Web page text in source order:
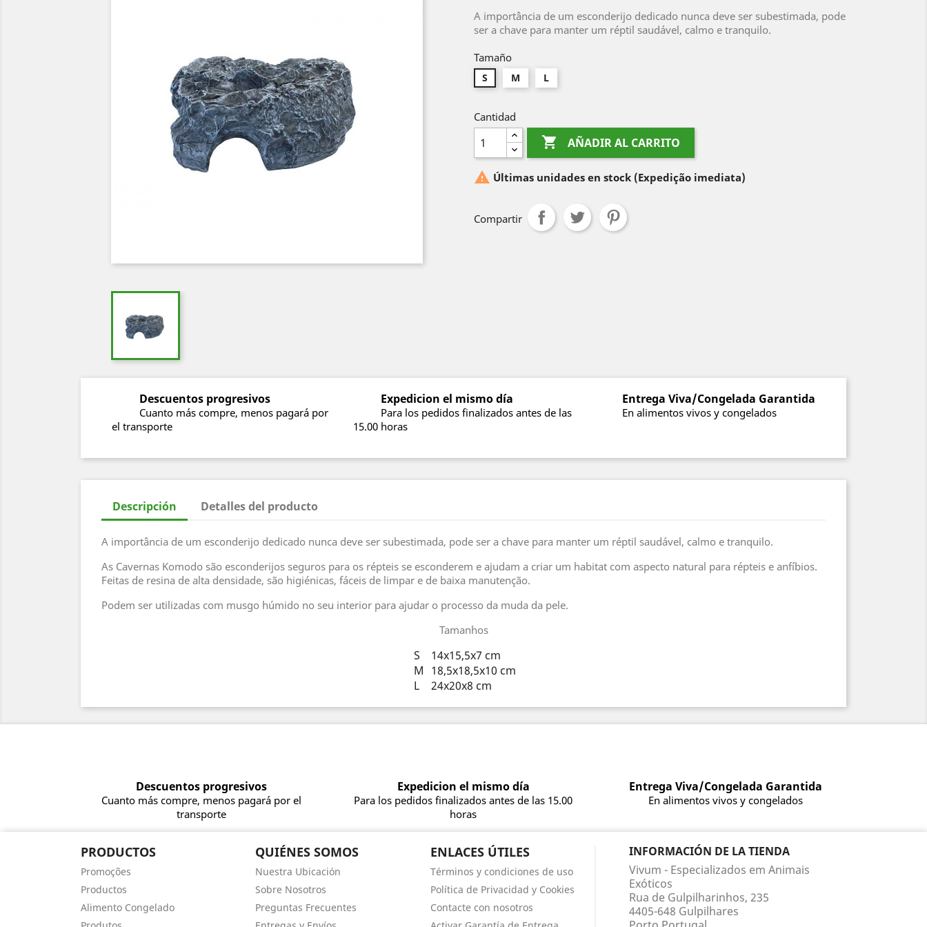
A importância de um esconderijo dedicado nunca deve ser subestimada, pode
ser a chave para manter um réptil saudável, calmo e tranquilo.
Tamaño
S M L
Cantidad
 AÑADIR AL CARRITO
 Últimas unidades en stock (Expedição imediata)
Compartir
Descuentos progresivos
Cuanto más compre, menos pagará por
el transporte
Expedicion el mismo día
Para los pedidos finalizados antes de las
15.00 horas
Entrega Viva/Congelada Garantida
En alimentos vivos y congelados
Descripción Detalles del producto
A importância de um esconderijo dedicado nunca deve ser subestimada, pode ser a chave para manter um réptil saudável, calmo e tranquilo.
As Cavernas Komodo são esconderijos seguros para os répteis se esconderem e ajudam a criar um habitat com aspecto natural para répteis e anfíbios.
Feitas de resina de alta densidade, são higiénicas, fáceis de limpar e de baixa manutenção.
Podem ser utilizadas com musgo húmido no seu interior para ajudar o processo da muda da pele.
Tamanhos
S
14x15,5x7 cm
M 18,5x18,5x10 cm
L
24x20x8 cm
Descuentos progresivos
Cuanto más compre, menos pagará por el
transporte
Expedicion el mismo día
Para los pedidos finalizados antes de las 15.00
horas
Entrega Viva/Congelada Garantida
En alimentos vivos y congelados
PRODUCTOS
Promoções
Productos
Alimento Congelado
QUIÉNES SOMOS
Nuestra Ubicación
Sobre Nosotros
Preguntas Frecuentes
ENLACES ÚTILES
Términos y condiciones de uso
Política de Privacidad y Cookies
Contacte con nosotros
INFORMACIÓN DE LA TIENDA
Vivum - Especializados em Animais
Exóticos
Rua de Gulpilharinhos, 235
4405-648 Gulpilhares